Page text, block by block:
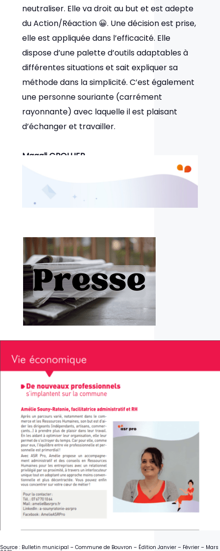
neutraliser. Elle va droit au but et est adepte
du Action/Réaction 😀. Une décision est prise,
elle est appliquée dans l’efficacité. Elle
dispose d’une palette d’outils adaptables à
différentes situations et sait expliquer sa
méthode dans la simplicité. C’est également
une personne souriante (carrément
rayonnante) avec laquelle il est plaisant
d’échanger et travailler.
Magali GROLLIER
Source : Bulletin municipal – Commune de Bouvron – Édition Janvier – Février – Mars